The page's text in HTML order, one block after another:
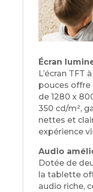
Écran
L’écran TFT
pouces offre
de 1280 x
350 cd/m²,
nettes et
expérience
Audio
Dotée de
la tablette
audio riche,